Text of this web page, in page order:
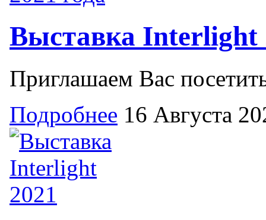
Выставка Interlight
Приглашаем Вас
Подробнее 16 Августа